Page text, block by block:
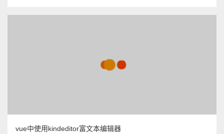
vue中使用kindeditor富文本编辑器